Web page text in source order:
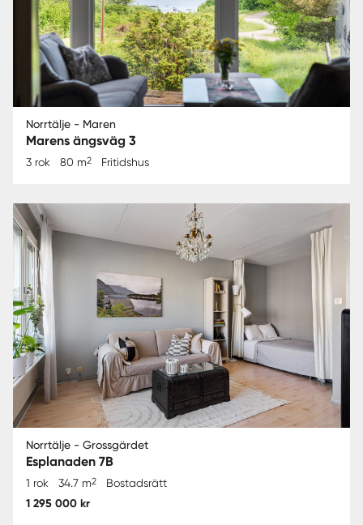
Norrtälje - Maren
Marens ängsväg 3
3 rok 80 m2 Fritidshus
Norrtälje - Grossgärdet
Esplanaden 7B
1 rok 34.7 m2 Bostadsrätt
1 295 000 kr